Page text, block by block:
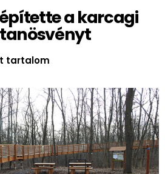
építette a karcagi
tartalom